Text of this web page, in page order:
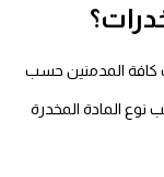
المدمنين حسب
المادة المخدرة